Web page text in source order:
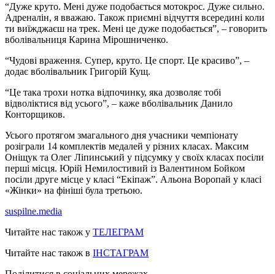
“Дуже круто. Мені дуже подобається мотокрос. Дуже сильно.
Адреналін, я вважаю. Також приємні відчуття всередині коли
ти виїжджаєш на трек. Мені це дуже подобається”, – говорить
вболівальниця Карина Мірошниченко.
“Чудові враження. Супер, круто. Це спорт. Це красиво”, –
додає вболівальник Григорій Кущ.
“Це така трохи нотка відпочинку, яка дозволяє тобі
відволіктися від усього”, – каже вболівальник Данило
Конторщиков.
Усього протягом змагального дня учасники чемпіонату
розіграли 14 комплектів медалей у різних класах. Максим
Оніщук та Олег Ліпинський у підсумку у своїх класах посіли
перші місця. Юрій Немилостивий із Валентином Бойком
посіли друге місце у класі “Екіпаж”. Альона Воропай у класі
«Жінки» на фініші була третьою.
suspilne.media
Читайте нас також у ТЕЛЕГРАМ
Читайте нас також в ІНСТАГРАМ